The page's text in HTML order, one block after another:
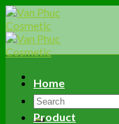
Skip
to
content
Tìm
kiếm:
Home
Product